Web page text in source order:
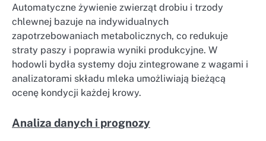
Automatyczne żywienie zwierząt drobiu i trzody
chlewnej bazuje na indywidualnych
zapotrzebowaniach metabolicznych, co redukuje
straty paszy i poprawia wyniki produkcyjne. W
hodowli bydła systemy doju zintegrowane z wagami i
analizatorami składu mleka umożliwiają bieżącą
ocenę kondycji każdej krowy.
Analiza danych i prognozy